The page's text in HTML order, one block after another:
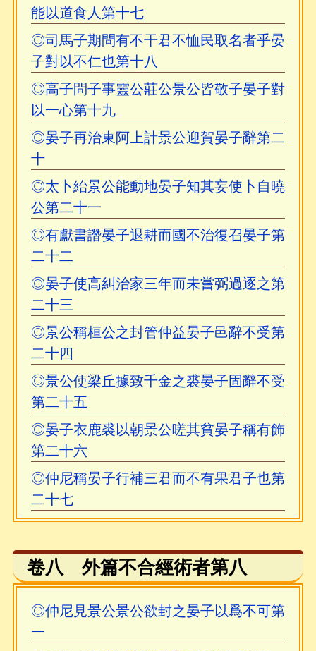
能以道食人第十七
◎司馬子期問有不干君不恤民取名者乎晏
子對以不仁也第十八
◎高子問子事靈公莊公景公皆敬子晏子對
以一心第十九
◎晏子再治東阿上計景公迎賀晏子辭第二
十
◎太卜紿景公能動地晏子知其妄使卜自曉
公第二十一
◎有獻書譖晏子退耕而國不治復召晏子第
二十二
◎晏子使高糾治家三年而未嘗弼過逐之第
二十三
◎景公稱桓公之封管仲益晏子邑辭不受第
二十四
◎景公使梁丘據致千金之裘晏子固辭不受
第二十五
◎晏子衣鹿裘以朝景公嗟其貧晏子稱有飾
第二十六
◎仲尼稱晏子行補三君而不有果君子也第
二十七
卷八 外篇不合經術者第八
◎仲尼見景公景公欲封之晏子以爲不可第
一